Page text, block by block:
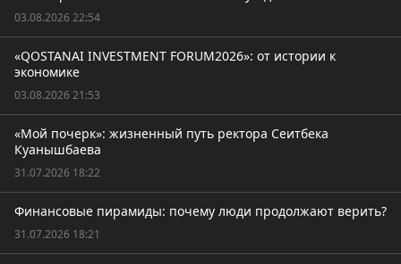
03.08.2026 22:54
«QOSTANAI INVESTMENT FORUM2026»: от истории к
экономике
03.08.2026 21:53
«Мой почерк»: жизненный путь ректора Сеитбека
Куанышбаева
31.07.2026 18:22
Финансовые пирамиды: почему люди продолжают верить?
31.07.2026 18:21